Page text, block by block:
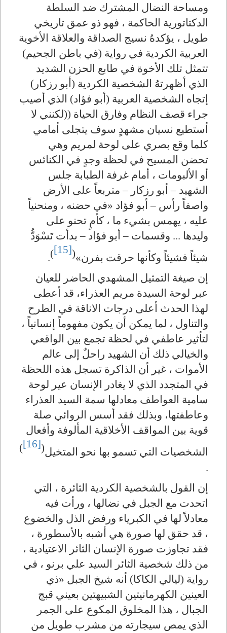
ومساحة النضال المشترك ضد السلطة
الدكتاتورية الحاكمة ، فهو ذو عمق تاريخي
طويل ، يؤكدهُ نسيج الصداقة والعلاقة الأخوية
العربية الكردية في رواية (في باطن الجحيم)
تتمثل تلك الأخوة في طابع الحزن الشديد
الذي أظهرتهُ الشخصية الكردية (أبو رزكار)
إتجاه الشخصية العربية (أبو فؤاد) الذي أصيب
جراء قصف النظام وفارق الحياة ((لكنني لا
أستطيع نسيان مشهدٍ سوف يتجلى أمامي
كلما وقع بصري على لوحة لمريم وهي
تحضن المسيح في لحظة وجدٍ في الكنائس
أو الألبومات ، أمام غرفة الطبابة جلس
الشهيد – أبو رزكار – متربعاً على الأرض
واصفاً رأس – أبو فؤاد «في حضنه ، ومنحنياً
عليه ، يهمس بشيء ما ، كأمٍ تحنو على
وليدها ... وقسمات – أبو فؤاد – بدأت تَسْوَدُّ
شيئاً فشيئاً وكأنها حرقت بفرن»(
[15]
)
.
إن صيغة التمثيل المشهدي الحاضر للعيان
عبر لوحة السيدة مريم العذراء، قد أعطى
لهذا الحدث أعلى درجات الاناقة في الطرح
والتناول ، لما يمكن أن يكون مفهوماً إنسانياً ،
لتأثير عاطفي في لحظة تجمع بين الواقعي
والخيالي ذلك أن الشهيد راحلٌ إلى عالم
الأموات ، غير أن الذاكرة تسجل هذه اللحظة
في المتجدد الذي لا يغادر الإنسان عير لوحة
سامية العواطف معادلها سمة السيد العذراء
وعاطفتها، وبذلك فقد أسس الروائي صلة
قوية بين المواقف الأخلاقية المألوفة وأفعال
الشخصيات التي تسمو بها نحو المتخيل(
[16]
)
.
إن القول بالشخصية الكردية الثائرة ، التي
اتحدت مع الجبل في نضالها ، ورأت فيه
معادلاً لها في الكبرياء ورفض الذل والخضوع
، قد حقق لها صورة هي أشبه بالأسطورة ،
فقد تجاوزت صورة الإنسان الثائر الاعتيادية ،
من ذلك شخصية الثائر السيد علي برنو ، في
رواية (ليالي الكاكا) أنه شيخ الجبل «ذي
العينين الكهرمانيتين الشبيهتين بعيني قبج
الجبال ، هذا المخلوق المكوع على الجمر
الذي يمص سيجارته من مشرب طويل من